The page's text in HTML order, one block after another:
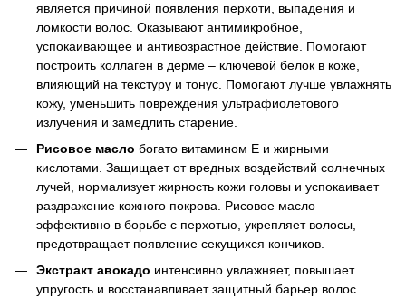
является причиной появления перхоти, выпадения и
ломкости волос. Оказывают антимикробное,
успокаивающее и антивозрастное действие. Помогают
построить коллаген в дерме – ключевой белок в коже,
влияющий на текстуру и тонус. Помогают лучше увлажнять
кожу, уменьшить повреждения ультрафиолетового
излучения и замедлить старение.
Рисовое масло богато витамином Е и жирными
кислотами. Защищает от вредных воздействий солнечных
лучей, нормализует жирность кожи головы и успокаивает
раздражение кожного покрова. Рисовое масло
эффективно в борьбе с перхотью, укрепляет волосы,
предотвращает появление секущихся кончиков.
Экстракт авокадо интенсивно увлажняет, повышает
упругость и восстанавливает защитный барьер волос.